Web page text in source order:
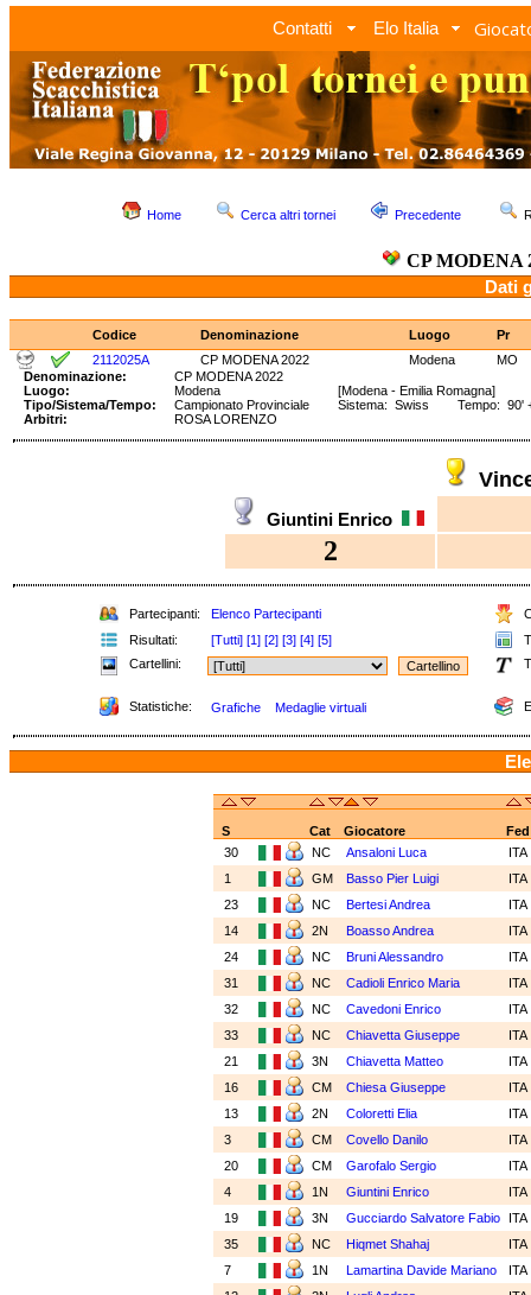
Contatti Elo Italia
Home Cerca altri tornei Precedente
CP MODENA
Dati
Codice Denominazione Luogo
Pr
2112025A
CP MODENA 2022 Modena
MO
Denominazione:
CP MODENA 2022
Luogo:
Modena
[Modena - Emilia Romagna]
Tipo/Sistema/Tempo:
Campionato Provinciale Sistema: Swiss Tempo: 90' +
Arbitri:
ROSA LORENZO
Giuntini Enrico
2
Partecipanti: Elenco Partecipanti
Risultati:
[Tutti] [1] [2] [3] [4] [5]
Cartellini:
Statistiche: Grafiche Medaglie virtuali
S Cat Giocatore
Fed
30
NC Ansaloni Luca
ITA
1
GM Basso Pier Luigi
ITA
23
NC Bertesi Andrea
ITA
14
2N Boasso Andrea
ITA
24
NC Bruni Alessandro
ITA
31
NC Cadioli Enrico Maria
ITA
32
NC Cavedoni Enrico
ITA
33
NC Chiavetta Giuseppe
ITA
21
3N Chiavetta Matteo
ITA
16
CM Chiesa Giuseppe
ITA
13
2N Coloretti Elia
ITA
3
CM Covello Danilo
ITA
20
CM Garofalo Sergio
ITA
4
1N Giuntini Enrico
ITA
19
3N Gucciardo Salvatore Fabio
ITA
35
NC Hiqmet Shahaj
ITA
7
1N Lamartina Davide Mariano
ITA